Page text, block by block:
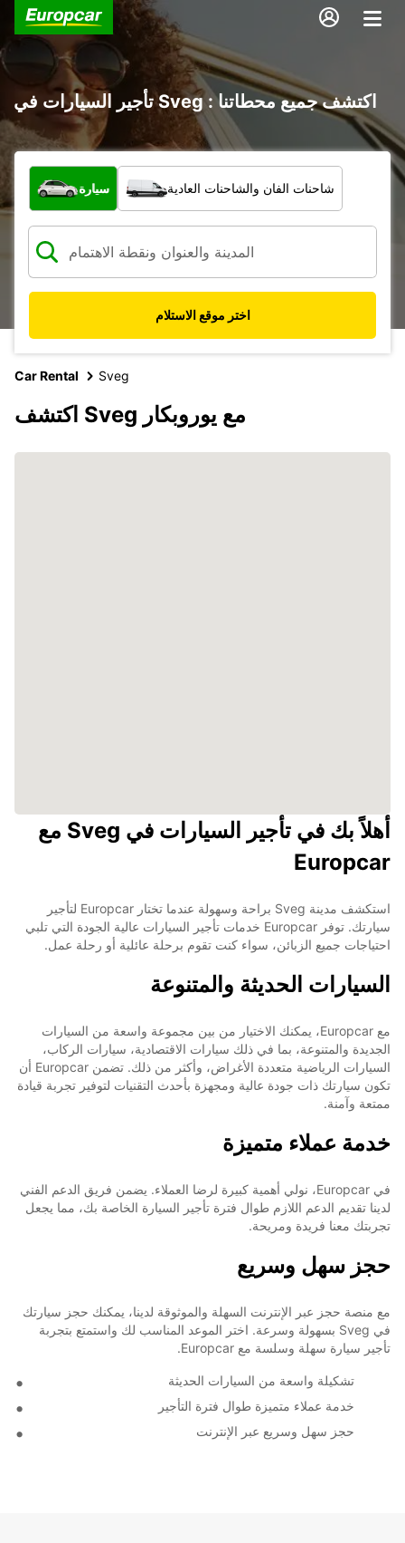
تأجير السيارات في Sveg : اكتشف جميع محطاتنا
ما نوع المركبة؟
سيارة شاحنات الفان والشاحنات العادية
اختر موقع الاستلام
Car Rental Sveg
اكتشف Sveg مع يوروبكار
أهلاً بك في تأجير السيارات في Sveg مع
Europcar
استكشف مدينة Sveg براحة وسهولة عندما تختار Europcar لتأجير
سيارتك. توفر Europcar خدمات تأجير السيارات عالية الجودة التي تلبي
احتياجات جميع الزبائن، سواء كنت تقوم برحلة عائلية أو رحلة عمل.
السيارات الحديثة والمتنوعة
مع Europcar، يمكنك الاختيار من بين مجموعة واسعة من السيارات
الجديدة والمتنوعة، بما في ذلك سيارات الاقتصادية، سيارات الركاب،
السيارات الرياضية متعددة الأغراض، وأكثر من ذلك. تضمن Europcar أن
تكون سيارتك ذات جودة عالية ومجهزة بأحدث التقنيات لتوفير تجربة قيادة
ممتعة وآمنة.
خدمة عملاء متميزة
في Europcar، نولي أهمية كبيرة لرضا العملاء. يضمن فريق الدعم الفني
لدينا تقديم الدعم اللازم طوال فترة تأجير السيارة الخاصة بك، مما يجعل
تجربتك معنا فريدة ومريحة.
حجز سهل وسريع
مع منصة حجز عبر الإنترنت السهلة والموثوقة لدينا، يمكنك حجز سيارتك
في Sveg بسهولة وسرعة. اختر الموعد المناسب لك واستمتع بتجربة
تأجير سيارة سهلة وسلسة مع Europcar.
تشكيلة واسعة من السيارات الحديثة
خدمة عملاء متميزة طوال فترة التأجير
حجز سهل وسريع عبر الإنترنت